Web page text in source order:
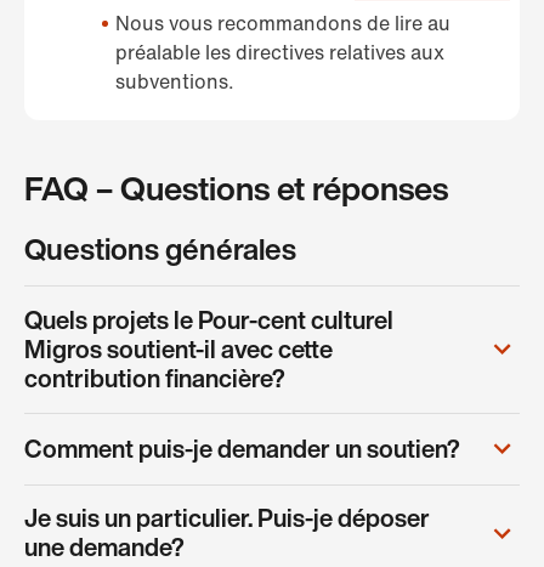
Nous vous recommandons de lire au
préalable les directives relatives aux
subventions.
FAQ – Questions et réponses
Questions générales
Quels projets le Pour-cent culturel
Migros soutient-il avec cette
contribution financière?
Comment puis-je demander un soutien?
Je suis un particulier. Puis-je déposer
une demande?